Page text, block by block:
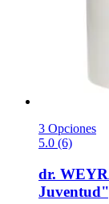
3 Opciones
5.0 (6)
dr.